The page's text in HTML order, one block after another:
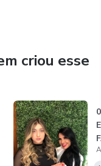
criou esse